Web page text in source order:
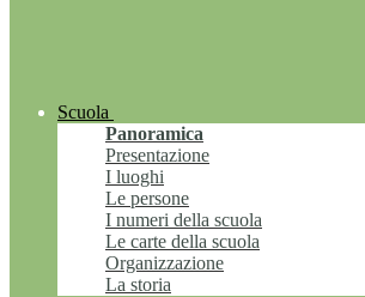
Scuola
Panoramica
Presentazione
I luoghi
Le persone
I numeri della scuola
Le carte della scuola
Organizzazione
La storia